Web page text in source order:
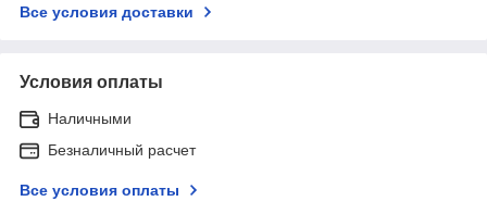
Все условия доставки
Условия оплаты
Наличными
Безналичный расчет
Все условия оплаты